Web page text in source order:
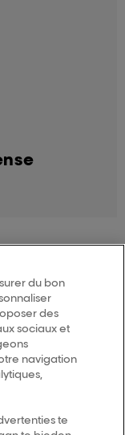
du bon
des
sociaux et
navigation
te